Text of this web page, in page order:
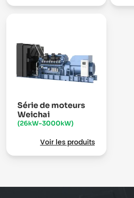
Série de moteurs
Weichai
(26kW-3000kW)
Voir les produits